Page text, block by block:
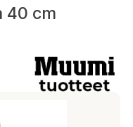
40 cm